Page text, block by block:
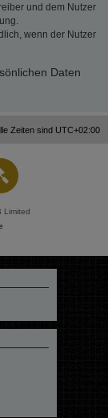
und dem Nutzer
wenn der Nutzer
Daten
Zeiten sind UTC+02:00
Limited